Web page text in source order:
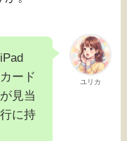
ユリカ
ード
見当
に持